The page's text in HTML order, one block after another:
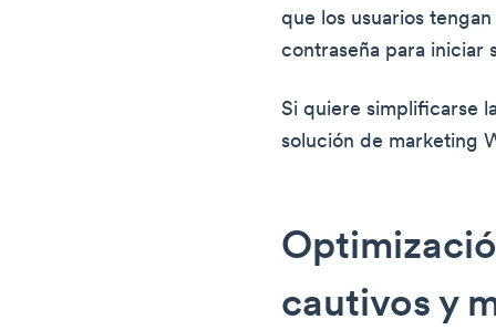
que los usuarios
contraseña para iniciar
Si quiere simplificarse
solución de marketing
cautivos y